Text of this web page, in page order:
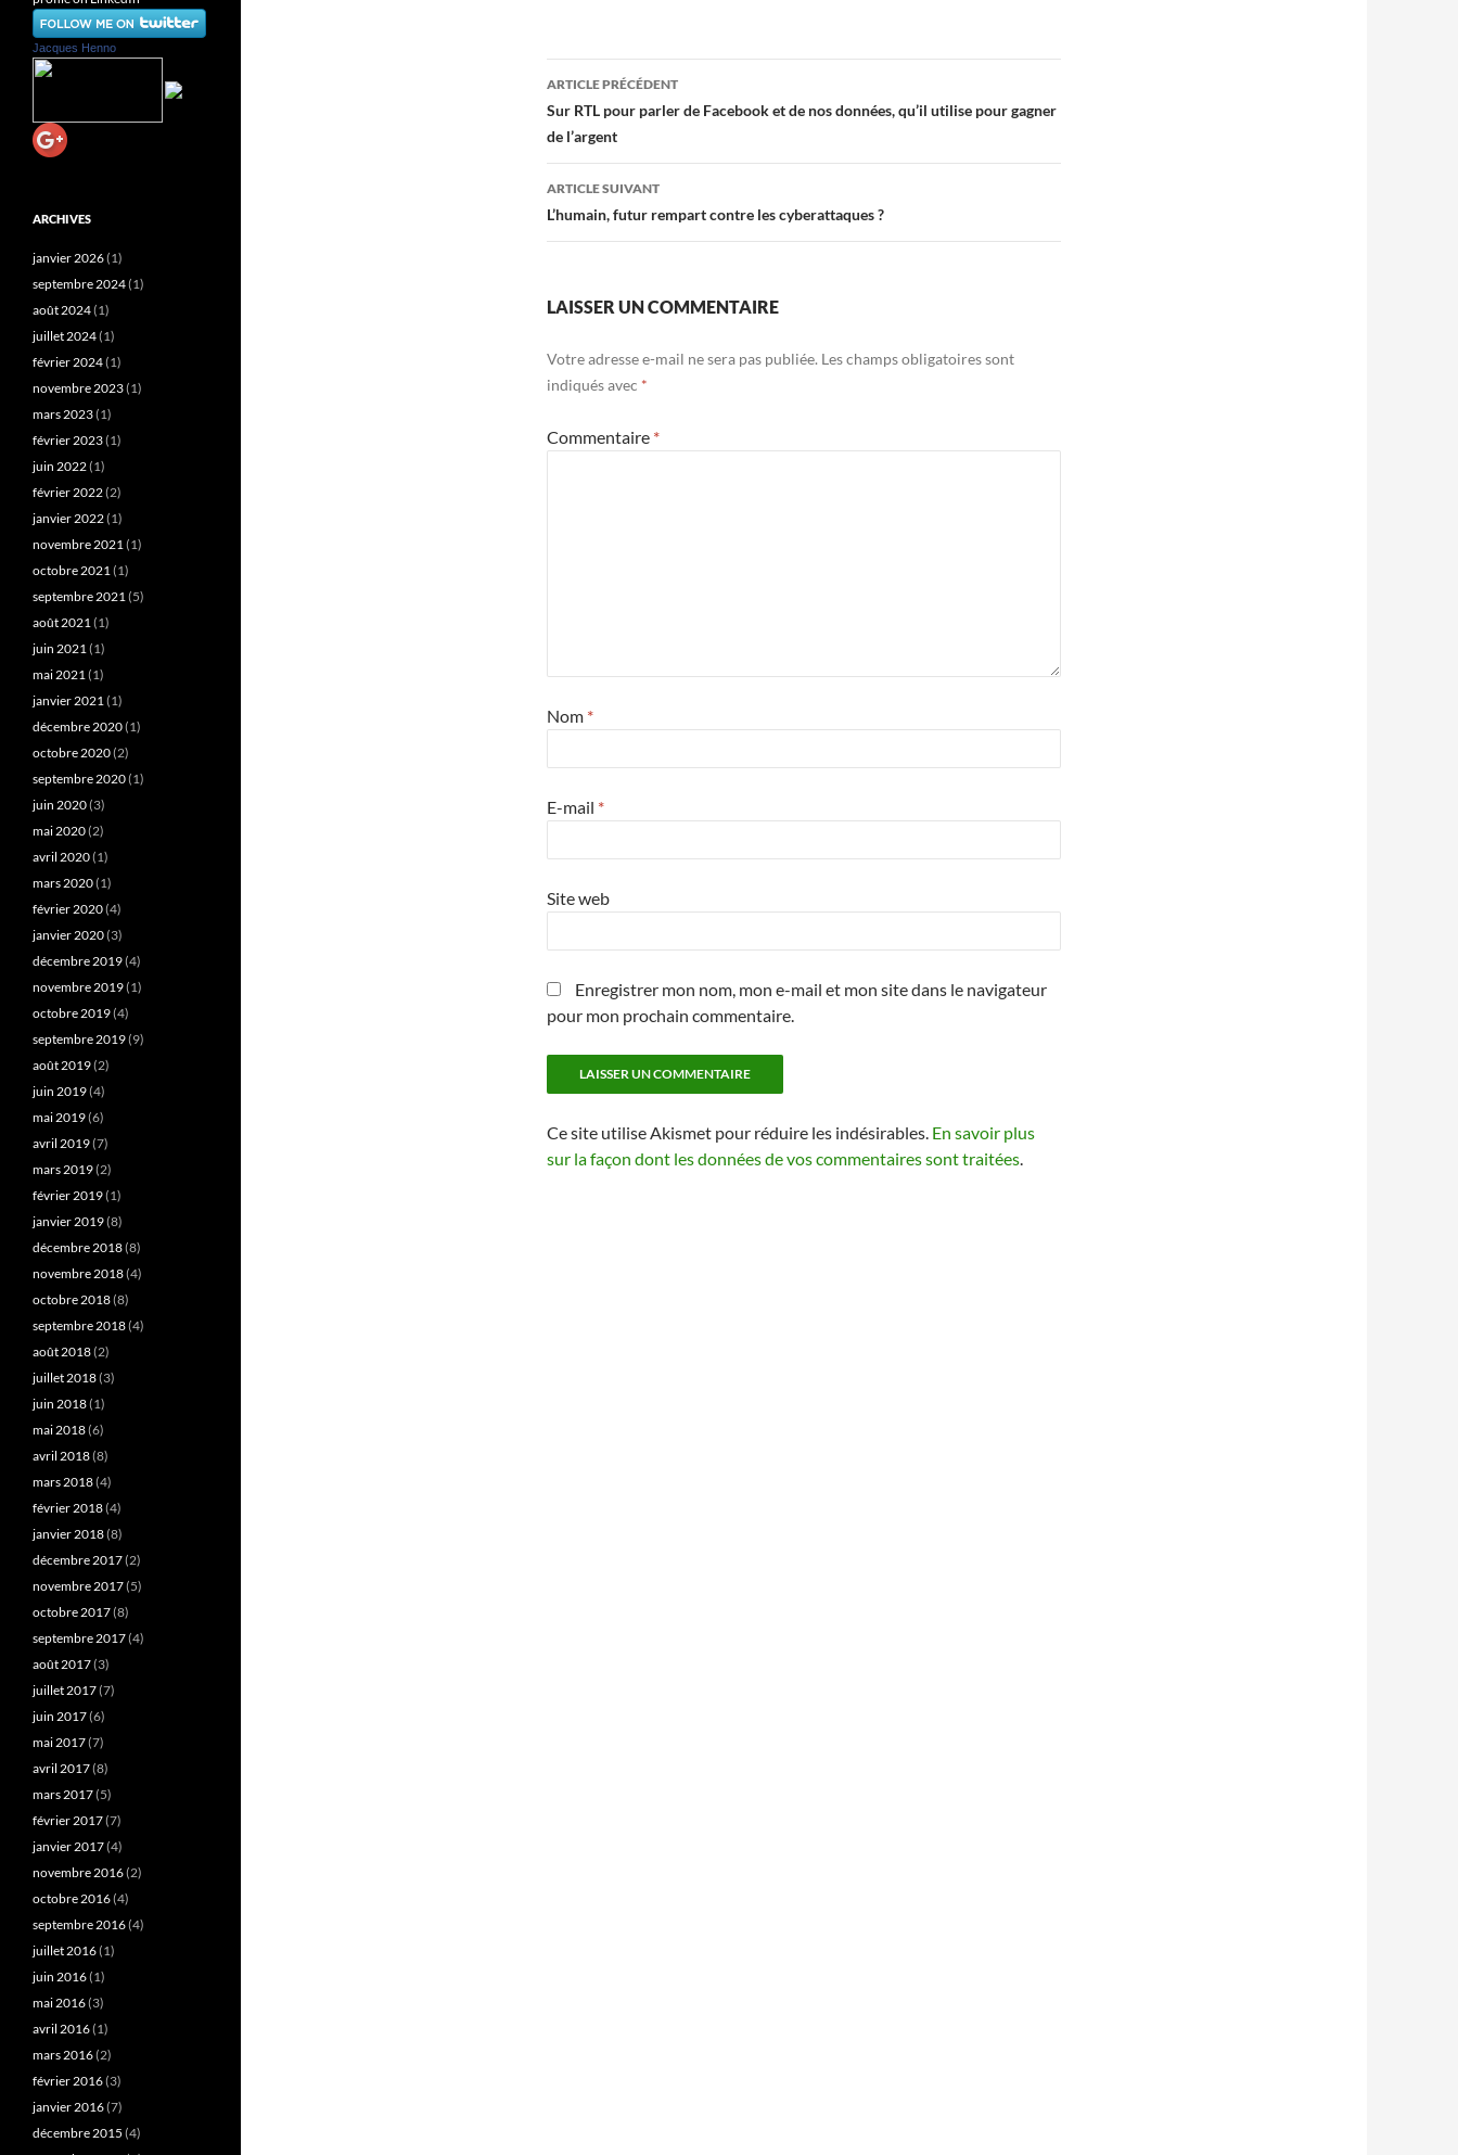
Navigation
des
articles
ARTICLE PRÉCÉDENT
Sur RTL pour parler de Facebook et de nos données, qu’il utilise pour gagner
de l’argent
ARTICLE SUIVANT
L’humain, futur rempart contre les cyberattaques ?
LAISSER UN COMMENTAIRE
Votre adresse e-mail ne sera pas publiée. Les champs obligatoires sont
indiqués avec *
Commentaire *
Nom *
E-mail *
Site web
Enregistrer mon nom, mon e-mail et mon site dans le navigateur
pour mon prochain commentaire.
Ce site utilise Akismet pour réduire les indésirables. En savoir plus
sur la façon dont les données de vos commentaires sont traitées.
Jacques Henno
ARCHIVES
janvier 2026(1)
septembre 2024(1)
août 2024(1)
juillet 2024(1)
février 2024(1)
novembre 2023(1)
mars 2023(1)
février 2023(1)
juin 2022(1)
février 2022(2)
janvier 2022(1)
novembre 2021(1)
octobre 2021(1)
septembre 2021(5)
août 2021(1)
juin 2021(1)
mai 2021(1)
janvier 2021(1)
décembre 2020(1)
octobre 2020(2)
septembre 2020(1)
juin 2020(3)
mai 2020(2)
avril 2020(1)
mars 2020(1)
février 2020(4)
janvier 2020(3)
décembre 2019(4)
novembre 2019(1)
octobre 2019(4)
septembre 2019(9)
août 2019(2)
juin 2019(4)
mai 2019(6)
avril 2019(7)
mars 2019(2)
février 2019(1)
janvier 2019(8)
décembre 2018(8)
novembre 2018(4)
octobre 2018(8)
septembre 2018(4)
août 2018(2)
juillet 2018(3)
juin 2018(1)
mai 2018(6)
avril 2018(8)
mars 2018(4)
février 2018(4)
janvier 2018(8)
décembre 2017(2)
novembre 2017(5)
octobre 2017(8)
septembre 2017(4)
août 2017(3)
juillet 2017(7)
juin 2017(6)
mai 2017(7)
avril 2017(8)
mars 2017(5)
février 2017(7)
janvier 2017(4)
novembre 2016(2)
octobre 2016(4)
septembre 2016(4)
juillet 2016(1)
juin 2016(1)
mai 2016(3)
avril 2016(1)
mars 2016(2)
février 2016(3)
janvier 2016(7)
décembre 2015 (4)